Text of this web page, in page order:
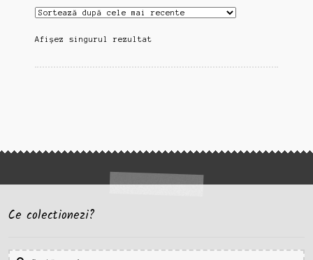
Afișez singurul rezultat
Ce colectionezi?
Caută
Caută